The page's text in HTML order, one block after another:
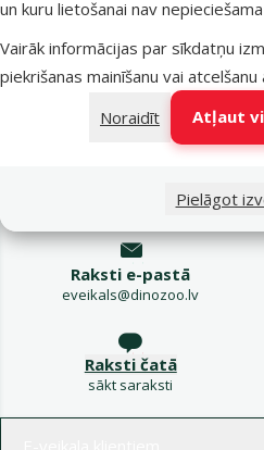
un kuru lietošanai nav
Vairāk informācijas par sīkdatņu
piekrišanas mainīšanu vai
Noraidīt
Atļaut
Pielāgot
DPD Pickup tīkls
Raksti e-pastā
eveikals@dinozoo.lv
Raksti čatā
sākt saraksti